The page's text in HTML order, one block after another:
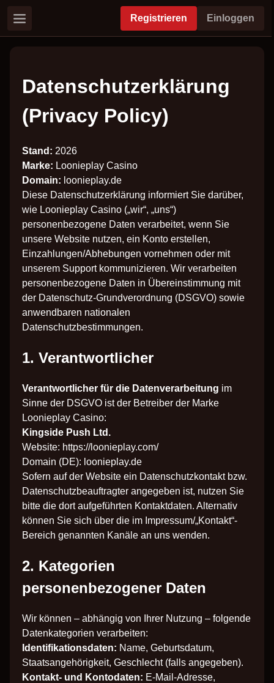
Registrieren Einloggen
Datenschutzerklärung
(Privacy Policy)
Stand: 2026
Marke: Loonieplay Casino
Domain: loonieplay.de
Diese Datenschutzerklärung informiert Sie darüber,
wie Loonieplay Casino („wir“, „uns“)
personenbezogene Daten verarbeitet, wenn Sie
unsere Website nutzen, ein Konto erstellen,
Einzahlungen/Abhebungen vornehmen oder mit
unserem Support kommunizieren. Wir verarbeiten
personenbezogene Daten in Übereinstimmung mit
der Datenschutz-Grundverordnung (DSGVO) sowie
anwendbaren nationalen
Datenschutzbestimmungen.
1. Verantwortlicher
Verantwortlicher für die Datenverarbeitung im
Sinne der DSGVO ist der Betreiber der Marke
Loonieplay Casino:
Kingside Push Ltd.
Website: https://loonieplay.com/
Domain (DE): loonieplay.de
Sofern auf der Website ein Datenschutzkontakt bzw.
Datenschutzbeauftragter angegeben ist, nutzen Sie
bitte die dort aufgeführten Kontaktdaten. Alternativ
können Sie sich über die im Impressum/„Kontakt“-
Bereich genannten Kanäle an uns wenden.
2. Kategorien
personenbezogener Daten
Wir können – abhängig von Ihrer Nutzung – folgende
Datenkategorien verarbeiten:
Identifikationsdaten: Name, Geburtsdatum,
Staatsangehörigkeit, Geschlecht (falls angegeben).
Kontakt- und Kontodaten: E-Mail-Adresse,